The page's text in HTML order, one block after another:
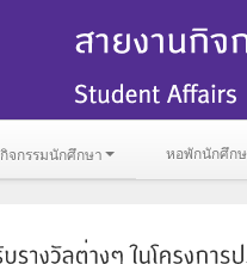
กิจกรรมนักศึกษา หอพักนักศึก